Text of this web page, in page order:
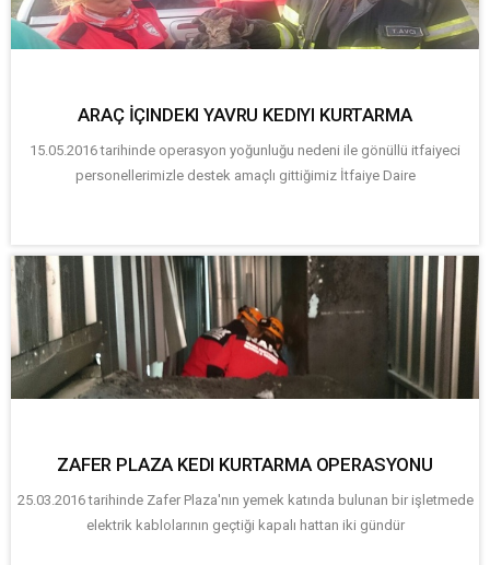
ARAÇ İÇINDEKI YAVRU KEDIYI KURTARMA
15.05.2016 tarihinde operasyon yoğunluğu nedeni ile gönüllü itfaiyeci
personellerimizle destek amaçlı gittiğimiz İtfaiye Daire
ZAFER PLAZA KEDI KURTARMA OPERASYONU
25.03.2016 tarihinde Zafer Plaza'nın yemek katında bulunan bir işletmede
elektrik kablolarının geçtiği kapalı hattan iki gündür